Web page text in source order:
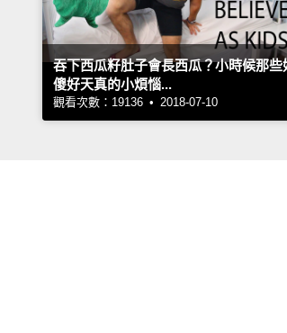
吞下西瓜籽肚子會長西瓜？小時候那些
傻好天真的小煩惱...
觀看次數：19136 • 2018-07-10